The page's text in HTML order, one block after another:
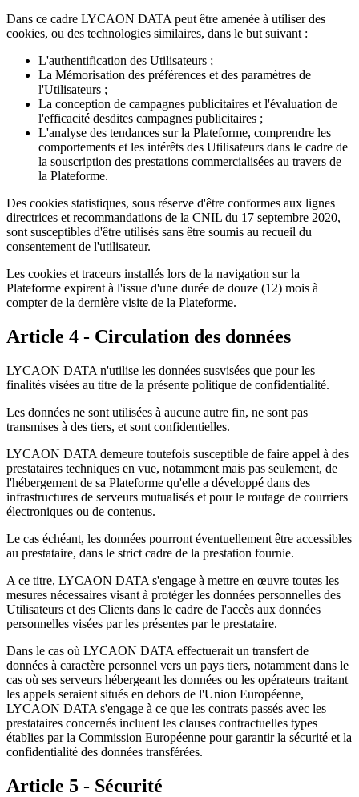
Dans ce cadre LYCAON DATA peut être amenée à utiliser des
cookies, ou des technologies similaires, dans le but suivant :
L'authentification des Utilisateurs ;
La Mémorisation des préférences et des paramètres de
l'Utilisateurs ;
La conception de campagnes publicitaires et l'évaluation de
l'efficacité desdites campagnes publicitaires ;
L'analyse des tendances sur la Plateforme, comprendre les
comportements et les intérêts des Utilisateurs dans le cadre de
la souscription des prestations commercialisées au travers de
la Plateforme.
Des cookies statistiques, sous réserve d'être conformes aux lignes
directrices et recommandations de la CNIL du 17 septembre 2020,
sont susceptibles d'être utilisés sans être soumis au recueil du
consentement de l'utilisateur.
Les cookies et traceurs installés lors de la navigation sur la
Plateforme expirent à l'issue d'une durée de douze (12) mois à
compter de la dernière visite de la Plateforme.
Article 4 - Circulation des données
LYCAON DATA n'utilise les données susvisées que pour les
finalités visées au titre de la présente politique de confidentialité.
Les données ne sont utilisées à aucune autre fin, ne sont pas
transmises à des tiers, et sont confidentielles.
LYCAON DATA demeure toutefois susceptible de faire appel à des
prestataires techniques en vue, notamment mais pas seulement, de
l'hébergement de sa Plateforme qu'elle a développé dans des
infrastructures de serveurs mutualisés et pour le routage de courriers
électroniques ou de contenus.
Le cas échéant, les données pourront éventuellement être accessibles
au prestataire, dans le strict cadre de la prestation fournie.
A ce titre, LYCAON DATA s'engage à mettre en œuvre toutes les
mesures nécessaires visant à protéger les données personnelles des
Utilisateurs et des Clients dans le cadre de l'accès aux données
personnelles visées par les présentes par le prestataire.
Dans le cas où LYCAON DATA effectuerait un transfert de
données à caractère personnel vers un pays tiers, notamment dans le
cas où ses serveurs hébergeant les données ou les opérateurs traitant
les appels seraient situés en dehors de l'Union Européenne,
LYCAON DATA s'engage à ce que les contrats passés avec les
prestataires concernés incluent les clauses contractuelles types
établies par la Commission Européenne pour garantir la sécurité et la
confidentialité des données transférées.
Article 5 - Sécurité